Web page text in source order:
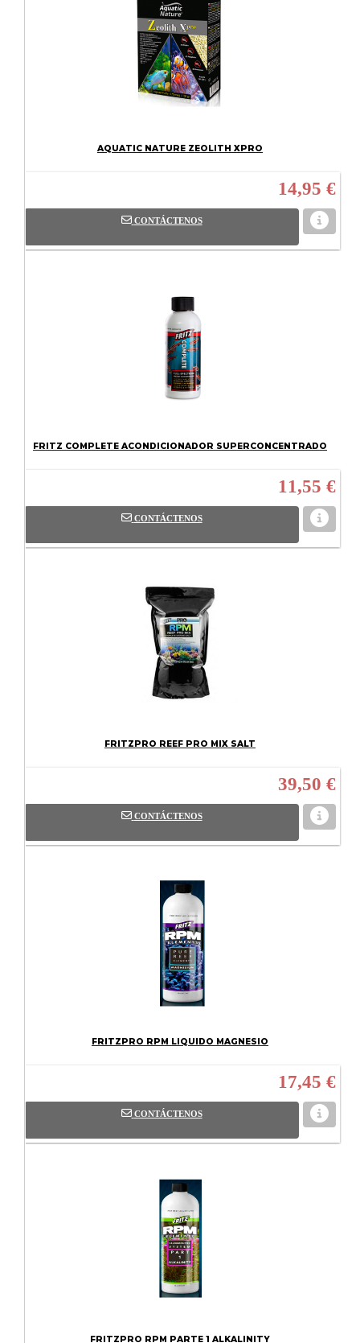
AQUATIC NATURE ZEOLITH XPRO
14,95 €
CONTÁCTENOS
FRITZ COMPLETE ACONDICIONADOR SUPERCONCENTRADO
11,55 €
CONTÁCTENOS
FRITZPRO REEF PRO MIX SALT
39,50 €
CONTÁCTENOS
FRITZPRO RPM LIQUIDO MAGNESIO
17,45 €
CONTÁCTENOS
FRITZPRO RPM PARTE 1 ALKALINITY